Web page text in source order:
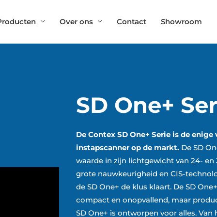
Over ons Contact Showroom
SD One+
De Contex SD One+ Serie is de
instapscanner op de markt. De SD
waarde in zijn lichtgewicht van 24- en
grote nauwkeurigheid en CIS-
de SD One+ de klus klaart. De SD
compact en onopvallend, maar
SD One+ is ontworpen voor alles.